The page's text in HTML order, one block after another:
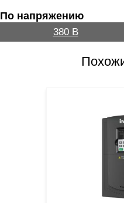
По напряжению
380 В